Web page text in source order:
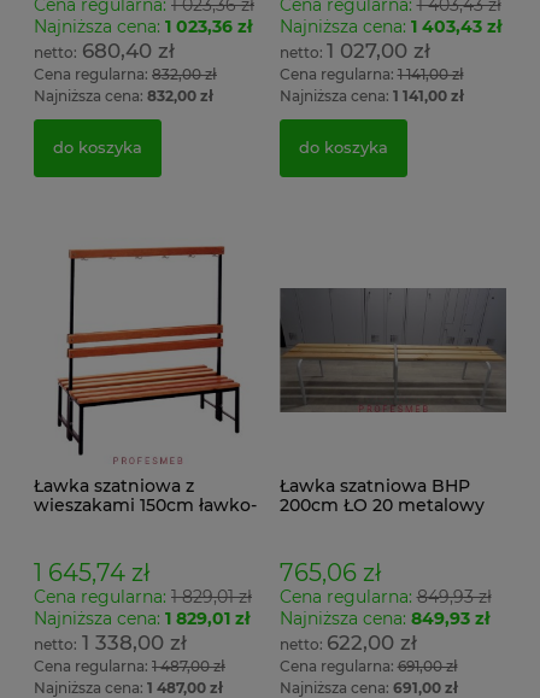
Cena regularna: 1 023,36 zł
Najniższa cena: 1 023,36 zł
680,40 zł
Cena regularna: 832,00 zł
Najniższa cena: 832,00 zł
do koszyka
Cena regularna:1 403,43 zł
Najniższa cena: 1 403,43 zł
1 027,00 zł
Cena regularna:1 141,00 zł
Najniższa cena: 1 141,00 zł
do koszyka
Ławka szatniowa z
wieszakami 150cm ławko-
1 645,74 zł
Cena regularna: 1 829,01 zł
Najniższa cena: 1 829,01 zł
1 338,00 zł
Cena regularna: 1 487,00 zł
Najniższa cena: 1 487,00 zł
Ławka szatniowa BHP
200cm ŁO 20 metalowy
765,06 zł
Cena regularna:849,93 zł
Najniższa cena: 849,93 zł
622,00 zł
Cena regularna:691,00 zł
Najniższa cena: 691,00 zł